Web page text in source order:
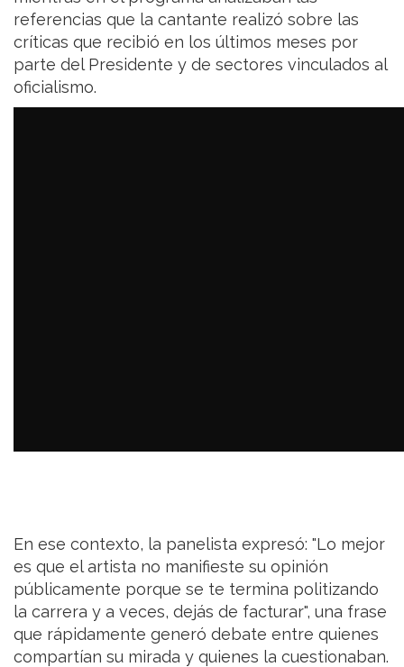
referencias que la cantante realizó sobre las
críticas que recibió en los últimos meses por
parte del Presidente y de sectores vinculados al
oficialismo.
En ese contexto, la panelista expresó: "Lo mejor
es que el artista no manifieste su opinión
públicamente porque se te termina politizando
la carrera y a veces, dejás de facturar", una frase
que rápidamente generó debate entre quienes
compartían su mirada y quienes la cuestionaban.